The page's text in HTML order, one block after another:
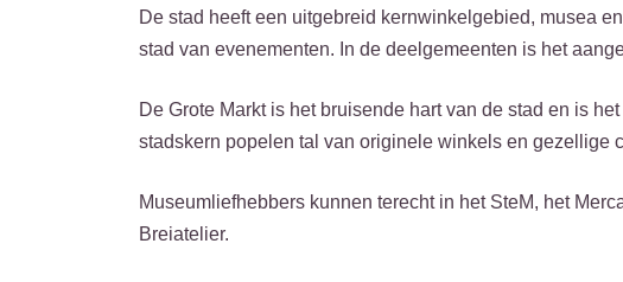
De stad heeft een uitgebreid kernwinkelgebied, musea
stad van evenementen. In de deelgemeenten is het
De Grote Markt is het bruisende hart van de stad en is
stadskern popelen tal van originele winkels en gezellige
Museumliefhebbers kunnen terecht in het SteM, het
Breiatelier.